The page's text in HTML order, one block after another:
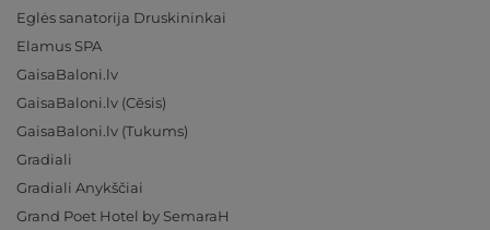
Eglės sanatorija Druskininkai
Elamus SPA
GaisaBaloni.lv
GaisaBaloni.lv (Cēsis)
GaisaBaloni.lv (Tukums)
Gradiali
Gradiali Anykščiai
Grand Poet Hotel by SemaraH